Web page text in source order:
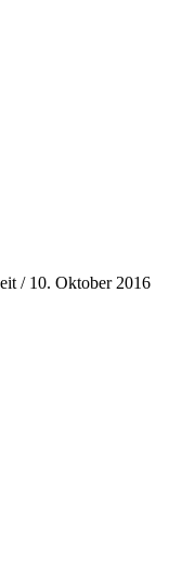
/ 10. Oktober 2016